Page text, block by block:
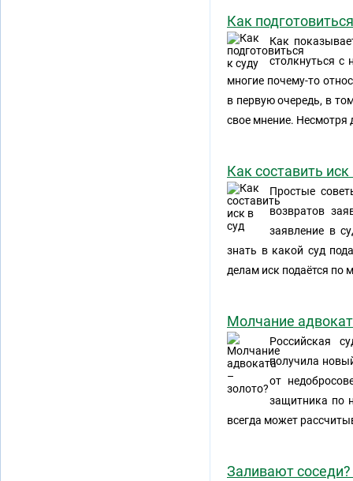
Как
Как
столкнуться
многие почему-то
в первую очередь, в
свое мнение. Несмотря
Как составить иск
Простые
возвратов
заявление в
знать в какой суд
делам иск подаётся по
Молчание
Российская
получила
от
защитника по
всегда может
Заливают